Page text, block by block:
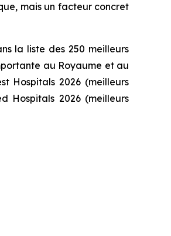
mais un facteur concret
la liste des 250 meilleurs
au Royaume et au
Hospitals 2026 (meilleurs
Hospitals 2026 (meilleurs